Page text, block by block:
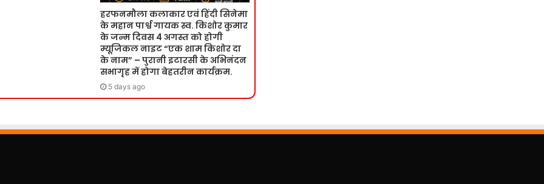
हरफनमौला कलाकार एवं हिंदी सिनेमा
के महान पार्श्व गायक स्व. किशोर कुमार
के जन्म दिवस 4 अगस्त को होगी
म्यूजिकल नाइट “एक शाम किशोर दा
के नाम” – पुरानी इटारसी के अभिनंदन
सभागृह में होगा बेहतरीन कार्यक्रम.
5 days ago